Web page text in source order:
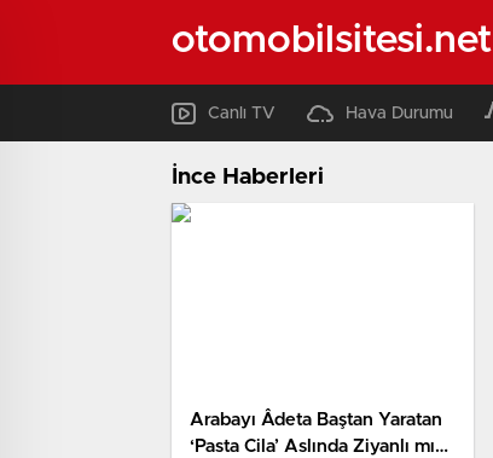
otomobilsitesi.net
Canlı TV Hava Durumu
İnce Haberleri
Arabayı Âdeta Baştan Yaratan
‘Pasta Cila’ Aslında Ziyanlı mı?